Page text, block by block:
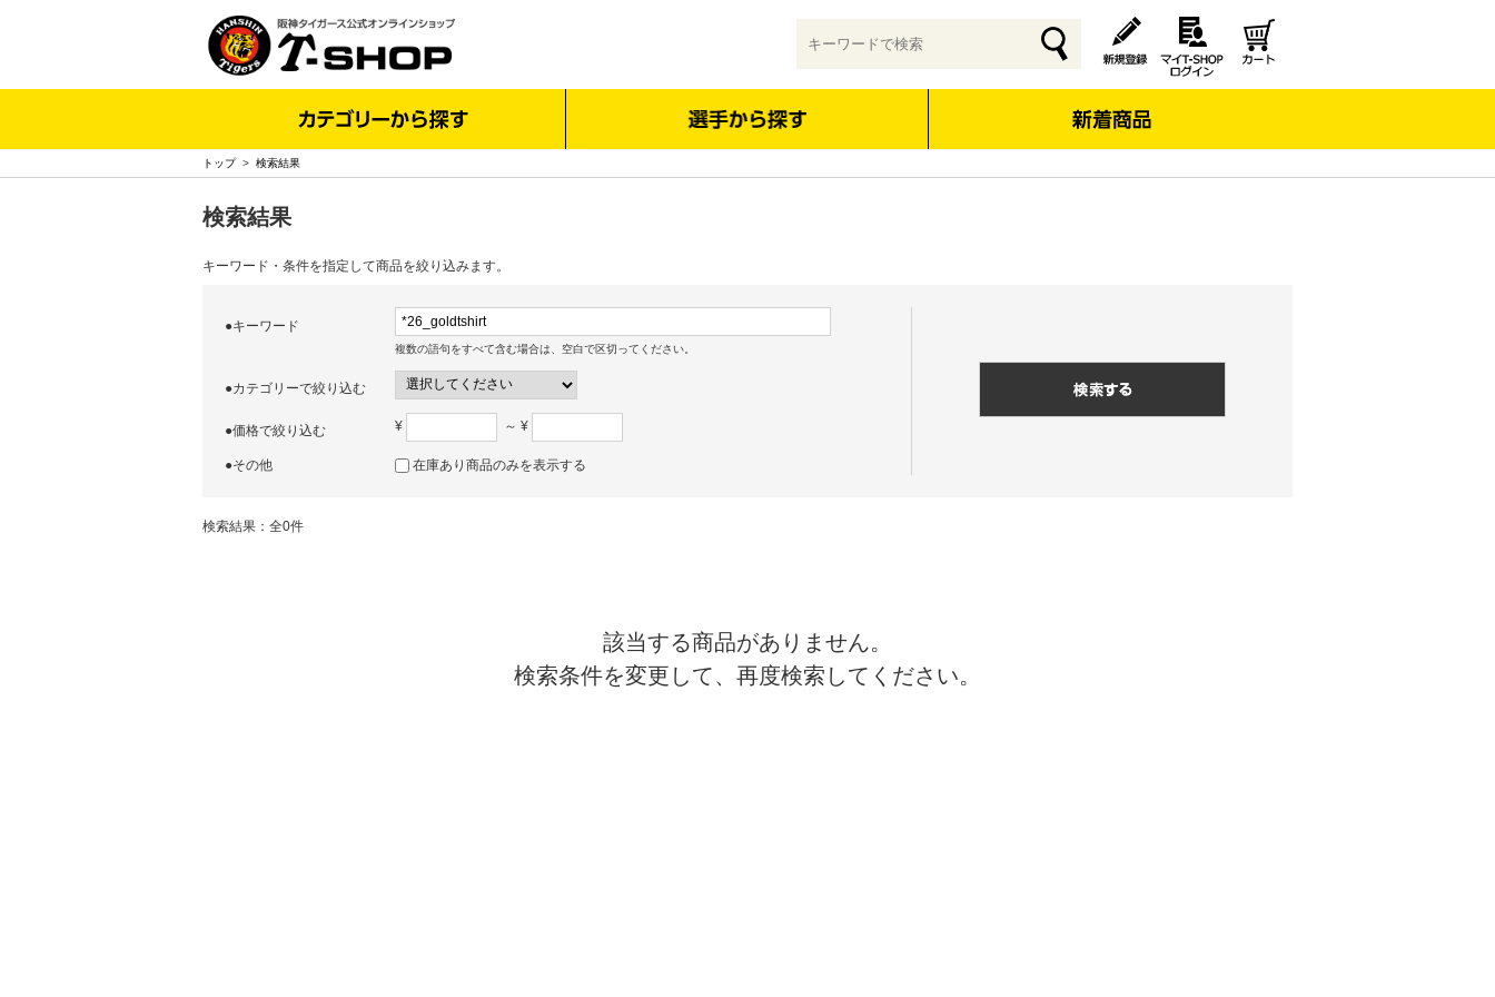
トップ> 検索結果
検索結果
キーワード・条件を指定して商品を絞り込みます。
●キーワード
複数の語句をすべて含む場合は、空白で区切ってください。
●カテゴリーで絞り込む
●価格で絞り込む ¥ ～ ¥
●その他 在庫あり商品のみを表示する
検索結果：全0件
該当する商品がありません。
検索条件を変更して、再度検索してください。